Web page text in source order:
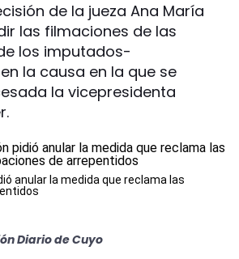
de la jueza Ana María
las filmaciones de las
los imputados-
la causa en la que se
la vicepresidenta
anular la medida que reclama las
Diario de Cuyo